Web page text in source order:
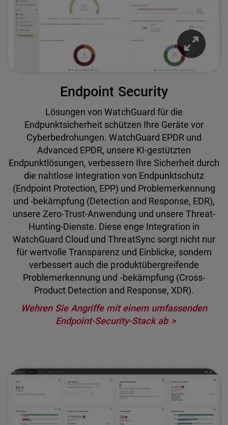
Endpoint Security
Lösungen von WatchGuard für die
Endpunktsicherheit schützen Ihre Geräte vor
Cyberbedrohungen. WatchGuard EPDR und
Advanced EPDR, unsere KI-gestützten
Endpunktlösungen, verbessern Ihre Sicherheit durch
die nahtlose Integration von Endpunktschutz
(Endpoint Protection, EPP) und Problemerkennung
und -bekämpfung (Detection and Response, EDR),
unsere Zero-Trust-Anwendung und unsere Threat-
Hunting-Dienste. Diese enge Integration in
WatchGuard Cloud und ThreatSync sorgt nicht nur
für wertvolle Transparenz und Einblicke, sondern
verbessert auch die produktübergreifende
Problemerkennung und -bekämpfung (Cross-
Product Detection and Response, XDR).
Wehren Sie Angriffe mit einem umfassenden
Endpoint-Security-Stack ab